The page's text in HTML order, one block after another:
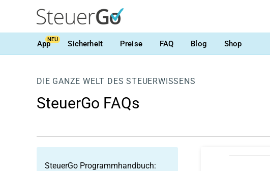
AppNEU Sicherheit Preise FAQ Blog Shop
DIE GANZE WELT DES STEUERWISSENS
SteuerGo FAQs
SteuerGo Programmhandbuch: